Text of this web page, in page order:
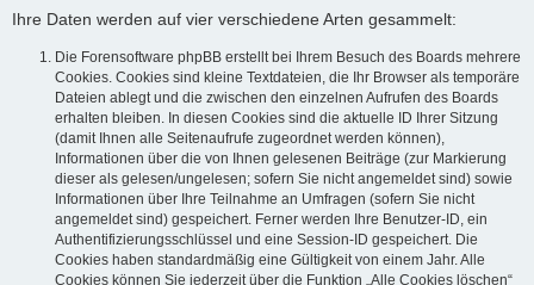
Ihre Daten werden auf vier verschiedene Arten gesammelt:
Die Forensoftware phpBB erstellt bei Ihrem Besuch des Boards mehrere
Cookies. Cookies sind kleine Textdateien, die Ihr Browser als temporäre
Dateien ablegt und die zwischen den einzelnen Aufrufen des Boards
erhalten bleiben. In diesen Cookies sind die aktuelle ID Ihrer Sitzung
(damit Ihnen alle Seitenaufrufe zugeordnet werden können),
Informationen über die von Ihnen gelesenen Beiträge (zur Markierung
dieser als gelesen/ungelesen; sofern Sie nicht angemeldet sind) sowie
Informationen über Ihre Teilnahme an Umfragen (sofern Sie nicht
angemeldet sind) gespeichert. Ferner werden Ihre Benutzer-ID, ein
Authentifizierungsschlüssel und eine Session-ID gespeichert. Die
Cookies haben standardmäßig eine Gültigkeit von einem Jahr. Alle
Cookies können Sie jederzeit über die Funktion „Alle Cookies löschen“